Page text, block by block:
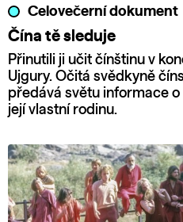
Celovečerní dokument
Čína tě sleduje
Přinutili ji učit čínštinu v
Ujgury. Očitá svědkyně
předává světu informace
její vlastní rodinu.